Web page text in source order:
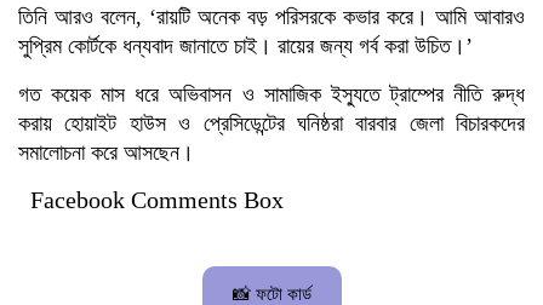
তিনি আরও বলেন, ‘রায়টি অনেক বড় পরিসরকে কভার করে। আমি আবারও
সুপ্রিম কোর্টকে ধন্যবাদ জানাতে চাই। রায়ের জন্য গর্ব করা উচিত।’
গত কয়েক মাস ধরে অভিবাসন ও সামাজিক ইস্যুতে ট্রাম্পের নীতি রুদ্ধ
করায় হোয়াইট হাউস ও প্রেসিডেন্টের ঘনিষ্ঠরা বারবার জেলা বিচারকদের
সমালোচনা করে আসছেন।
Facebook Comments Box
📸 ফটো কার্ড